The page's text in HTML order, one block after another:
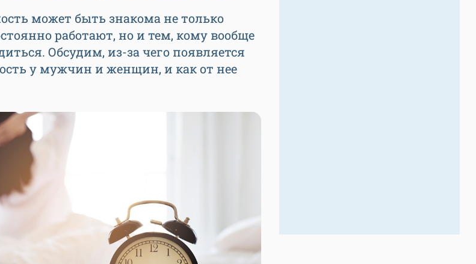
может быть знакома не только
работают, но и тем, кому вообще
Обсудим, из-за чего появляется
у мужчин и женщин, и как от нее